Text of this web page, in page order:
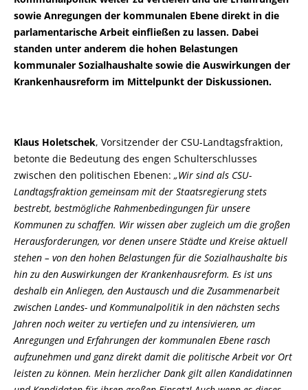
sowie Anregungen der kommunalen Ebene direkt in die
parlamentarische Arbeit einfließen zu lassen. Dabei
standen unter anderem die hohen Belastungen
kommunaler Sozialhaushalte sowie die Auswirkungen der
Krankenhausreform im Mittelpunkt der Diskussionen.
Klaus Holetschek, Vorsitzender der CSU-Landtagsfraktion,
betonte die Bedeutung des engen Schulterschlusses
zwischen den politischen Ebenen: Wir sind als CSU-
Landtagsfraktion gemeinsam mit der Staatsregierung stets
bestrebt, bestmögliche Rahmenbedingungen für unsere
Kommunen zu schaffen. Wir wissen aber zugleich um die großen
Herausforderungen, vor denen unsere Städte und Kreise aktuell
stehen – von den hohen Belastungen für die Sozialhaushalte bis
hin zu den Auswirkungen der Krankenhausreform. Es ist uns
deshalb ein Anliegen, den Austausch und die Zusammenarbeit
zwischen Landes- und Kommunalpolitik in den nächsten sechs
Jahren noch weiter zu vertiefen und zu intensivieren, um
Anregungen und Erfahrungen der kommunalen Ebene rasch
aufzunehmen und ganz direkt damit die politische Arbeit vor Ort
leisten zu können. Mein herzlicher Dank gilt allen Kandidatinnen